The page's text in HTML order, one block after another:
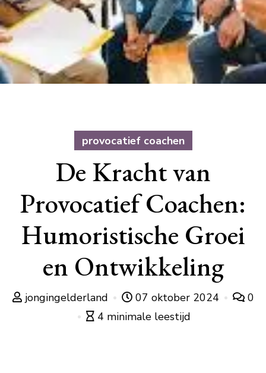
provocatief coachen
De Kracht van
Provocatief Coachen:
Humoristische Groei
en Ontwikkeling
jongingelderland 07 oktober 2024
0
4 minimale leestijd